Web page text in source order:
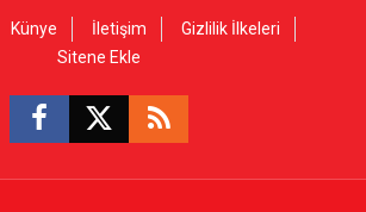
Künye İletişim
Gizlilik İlkeleri
Sitene Ekle